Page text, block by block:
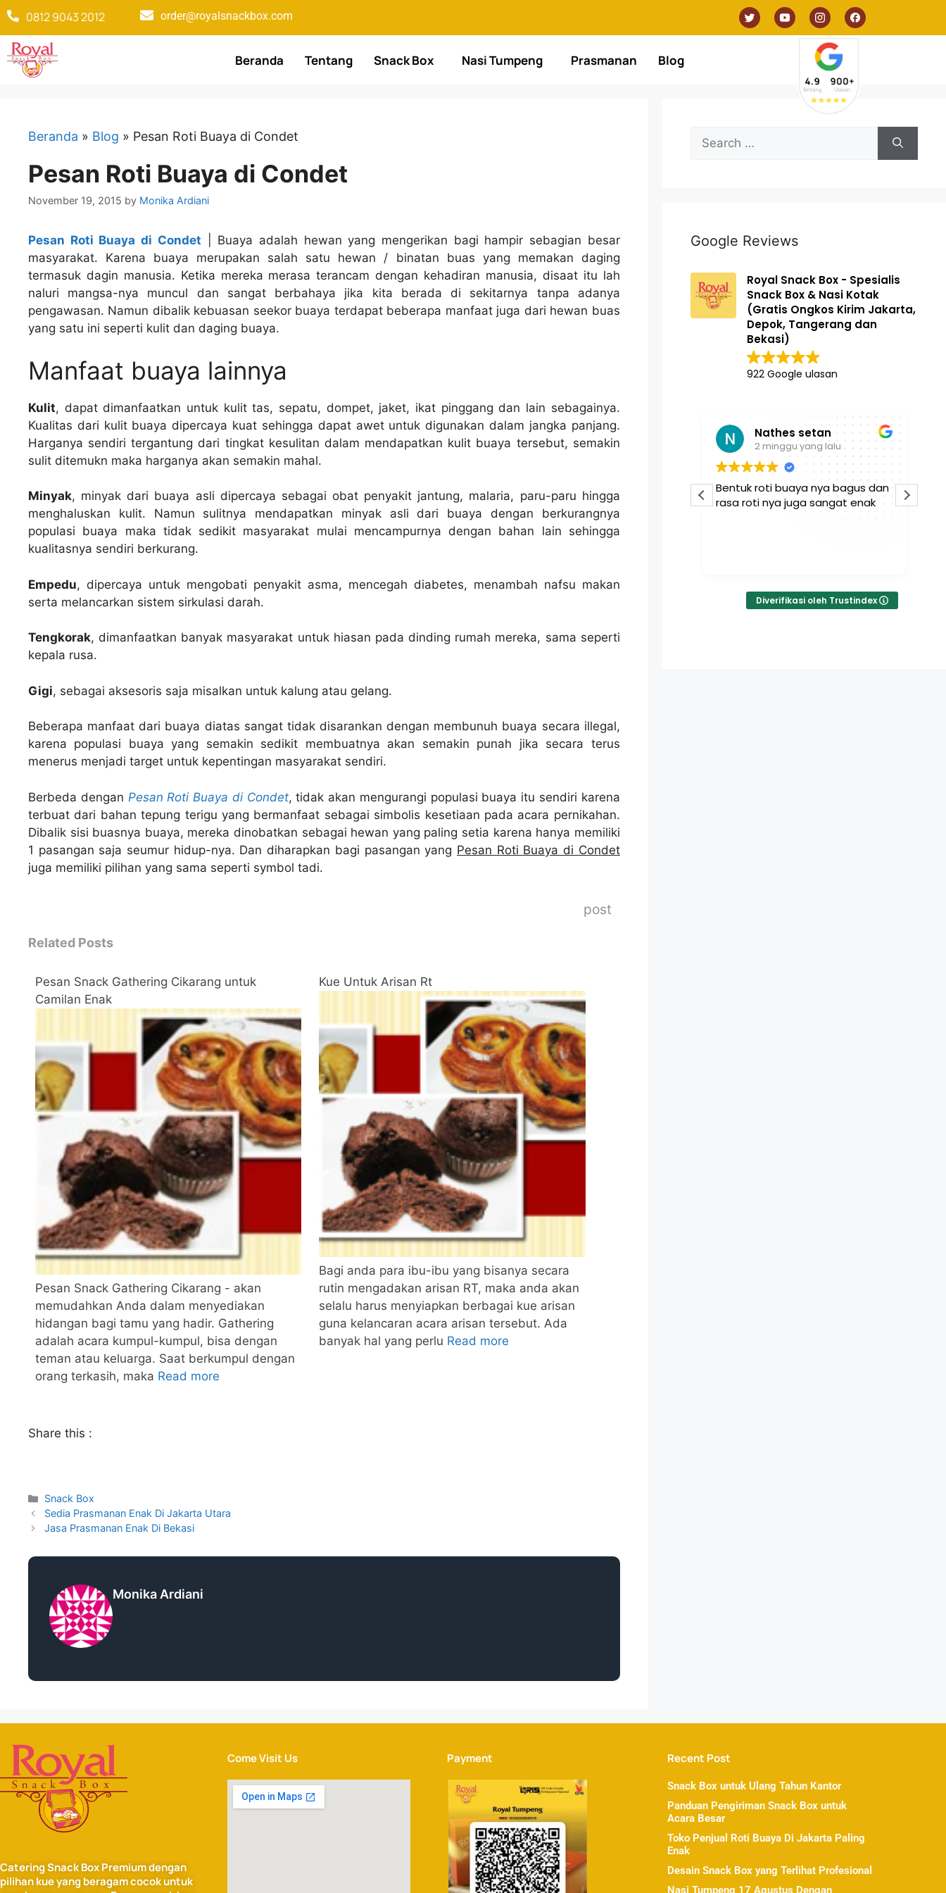
0812 9043 2012 order@royalsnackbox.com
Beranda Tentang Snack Box Nasi Tumpeng Prasmanan Blog
Beranda » Blog » Pesan Roti Buaya di Condet
Pesan Roti Buaya di Condet
November 19, 2015 by Monika Ardiani
Pesan Roti Buaya di Condet
| Buaya adalah hewan yang mengerikan bagi hampir sebagian besar
masyarakat. Karena buaya merupakan salah satu hewan / binatan buas yang memakan daging
termasuk dagin manusia. Ketika mereka merasa terancam dengan kehadiran manusia, disaat itu lah
naluri mangsa-nya muncul dan sangat berbahaya jika kita berada di sekitarnya tanpa adanya
pengawasan. Namun dibalik kebuasan seekor buaya terdapat beberapa manfaat juga dari hewan buas
yang satu ini seperti kulit dan daging buaya.
Manfaat buaya lainnya
Kulit, dapat dimanfaatkan untuk kulit tas, sepatu, dompet, jaket, ikat pinggang dan lain sebagainya.
Kualitas dari kulit buaya dipercaya kuat sehingga dapat awet untuk digunakan dalam jangka panjang.
Harganya sendiri tergantung dari tingkat kesulitan dalam mendapatkan kulit buaya tersebut, semakin
sulit ditemukn maka harganya akan semakin mahal.
Minyak, minyak dari buaya asli dipercaya sebagai obat penyakit jantung, malaria, paru-paru hingga
menghaluskan kulit. Namun sulitnya mendapatkan minyak asli dari buaya dengan berkurangnya
populasi buaya maka tidak sedikit masyarakat mulai mencampurnya dengan bahan lain sehingga
kualitasnya sendiri berkurang.
Empedu, dipercaya untuk mengobati penyakit asma, mencegah diabetes, menambah nafsu makan
serta melancarkan sistem sirkulasi darah.
Tengkorak, dimanfaatkan banyak masyarakat untuk hiasan pada dinding rumah mereka, sama seperti
kepala rusa.
Gigi, sebagai aksesoris saja misalkan untuk kalung atau gelang.
Beberapa manfaat dari buaya diatas sangat tidak disarankan dengan membunuh buaya secara illegal,
karena populasi buaya yang semakin sedikit membuatnya akan semakin punah jika secara terus
menerus menjadi target untuk kepentingan masyarakat sendiri.
Berbeda dengan Pesan Roti Buaya di Condet, tidak akan mengurangi populasi buaya itu sendiri karena
terbuat dari bahan tepung terigu yang bermanfaat sebagai simbolis kesetiaan pada acara pernikahan.
Dibalik sisi buasnya buaya, mereka dinobatkan sebagai hewan yang paling setia karena hanya memiliki
1 pasangan saja seumur hidup-nya. Dan diharapkan bagi pasangan yang Pesan Roti Buaya di Condet
juga memiliki pilihan yang sama seperti symbol tadi.
post
Related Posts
Pesan Snack Gathering Cikarang untuk
Camilan Enak
Pesan Snack Gathering Cikarang - akan
memudahkan Anda dalam menyediakan
hidangan bagi tamu yang hadir. Gathering
adalah acara kumpul-kumpul, bisa dengan
teman atau keluarga. Saat berkumpul dengan
orang terkasih, maka Read more
Kue Untuk Arisan Rt
Bagi anda para ibu-ibu yang bisanya secara
rutin mengadakan arisan RT, maka anda akan
selalu harus menyiapkan berbagai kue arisan
guna kelancaran acara arisan tersebut. Ada
banyak hal yang perlu Read more
Share this :
Snack Box
Sedia Prasmanan Enak Di Jakarta Utara
Jasa Prasmanan Enak Di Bekasi
Monika Ardiani
Google Reviews
Royal Snack Box - Spesialis
Snack Box & Nasi Kotak
(Gratis Ongkos Kirim Jakarta,
Depok, Tangerang dan
Bekasi)
922 Google ulasan
Chanel Lestari
2 minggu yang lalu
Roti buaya sgt memuaskan sgt
besarrrrr dan rasanya enak tidak
mengewakan
Nathes setan
2 minggu yang lalu
Bentuk roti buaya nya bagus dan
rasa roti nya juga sangat enak
Diverifikasi oleh Trustindex
Catering Snack Box Premium dengan
pilihan kue yang beragam cocok untuk
Come Visit Us Payment Recent Post
Snack Box untuk Ulang Tahun Kantor
Panduan Pengiriman Snack Box untuk
Acara Besar
Toko Penjual Roti Buaya Di Jakarta Paling
Enak
Desain Snack Box yang Terlihat Profesional